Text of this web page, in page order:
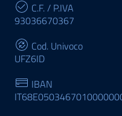
C.F. / P.IVA
93036670367
Cod. Univoco
UFZ6ID
IBAN